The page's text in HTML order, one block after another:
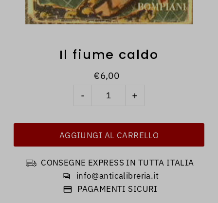
Il fiume caldo
€6,00
- +
CONSEGNE EXPRESS IN TUTTA ITALIA
info@anticalibreria.it
PAGAMENTI SICURI